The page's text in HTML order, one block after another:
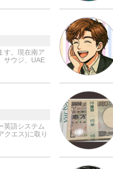
す。現在南ア
サウジ、UAE
英語システム
クエス)に取り